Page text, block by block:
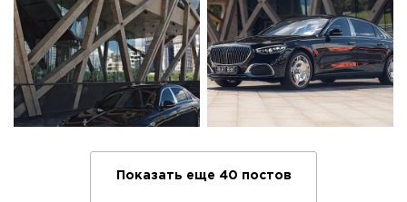
Показать еще 40 постов